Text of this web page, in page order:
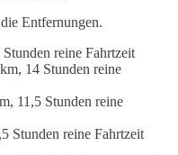
Entfernungen.
reine Fahrtzeit
14 Stunden reine
11,5 Stunden reine
Stunden reine Fahrtzeit